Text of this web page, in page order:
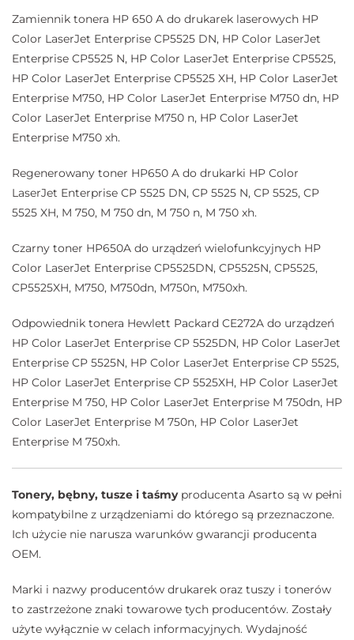
Zamiennik tonera HP 650 A do drukarek laserowych HP
Color LaserJet Enterprise CP5525 DN, HP Color LaserJet
Enterprise CP5525 N, HP Color LaserJet Enterprise CP5525,
HP Color LaserJet Enterprise CP5525 XH, HP Color LaserJet
Enterprise M750, HP Color LaserJet Enterprise M750 dn, HP
Color LaserJet Enterprise M750 n, HP Color LaserJet
Enterprise M750 xh.
Regenerowany toner HP650 A do drukarki HP Color
LaserJet Enterprise CP 5525 DN, CP 5525 N, CP 5525, CP
5525 XH, M 750, M 750 dn, M 750 n, M 750 xh.
Czarny toner HP650A do urządzeń wielofunkcyjnych HP
Color LaserJet Enterprise CP5525DN, CP5525N, CP5525,
CP5525XH, M750, M750dn, M750n, M750xh.
Odpowiednik tonera Hewlett Packard CE272A do urządzeń
HP Color LaserJet Enterprise CP 5525DN, HP Color LaserJet
Enterprise CP 5525N, HP Color LaserJet Enterprise CP 5525,
HP Color LaserJet Enterprise CP 5525XH, HP Color LaserJet
Enterprise M 750, HP Color LaserJet Enterprise M 750dn, HP
Color LaserJet Enterprise M 750n, HP Color LaserJet
Enterprise M 750xh.
Tonery, bębny, tusze i taśmyproducenta Asarto są w pełni
kompatybilne z urządzeniami do którego są przeznaczone.
Ich użycie nie narusza warunków gwarancji producenta
OEM.
Marki i nazwy producentów drukarek oraz tuszy i tonerów
to zastrzeżone znaki towarowe tych producentów. Zostały
użyte wyłącznie w celach informacyjnych. Wydajność